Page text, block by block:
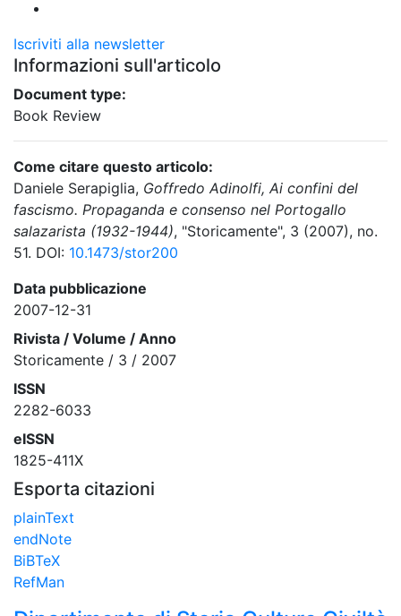
Iscriviti alla newsletter
Informazioni sull'articolo
Document type:
Book Review
Come citare questo articolo:
Daniele Serapiglia, Goffredo Adinolfi, Ai confini del
fascismo. Propaganda e consenso nel Portogallo
salazarista (1932-1944), "Storicamente", 3 (2007), no.
51. DOI: 10.1473/stor200
Data pubblicazione
2007-12-31
Rivista / Volume / Anno
Storicamente / 3 / 2007
ISSN
2282-6033
eISSN
1825-411X
Esporta citazioni
plainText
endNote
BiBTeX
RefMan